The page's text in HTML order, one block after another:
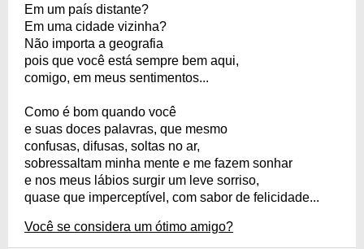
Em um país distante?
Em uma cidade vizinha?
Não importa a geografia
pois que você está sempre bem aqui,
comigo, em meus sentimentos...
Como é bom quando você
e suas doces palavras, que mesmo
confusas, difusas, soltas no ar,
sobressaltam minha mente e me fazem sonhar
e nos meus lábios surgir um leve sorriso,
quase que imperceptível, com sabor de felicidade...
Você se considera um ótimo amigo?